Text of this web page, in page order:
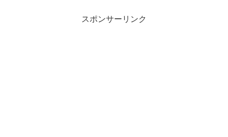
スポンサーリンク